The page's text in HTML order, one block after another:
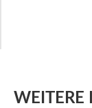
WEITERE